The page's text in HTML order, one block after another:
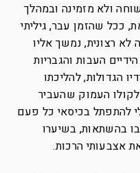
ולא מזמינה ובמהלך
ככל שהזמן עבר, גיליתי
רצונית, נמשך אליו
העבות והגבריות
הגדולות, להליכתו
העמוק שהעביר
להתפתל בכיסאי כל פעם
בהשתאות, בשיערו
אצבעותי הרכות.